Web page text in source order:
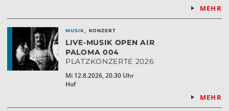
MEHR
MUSIK, KONZERT
LIVE-MUSIK OPEN AIR
PALOMA 004
PLATZKONZERTE 2026
Mi 12.8.2026, 20.30 Uhr
Hof
MEHR